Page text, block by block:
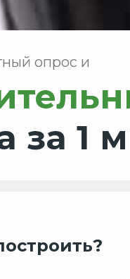
опрос и
за 1